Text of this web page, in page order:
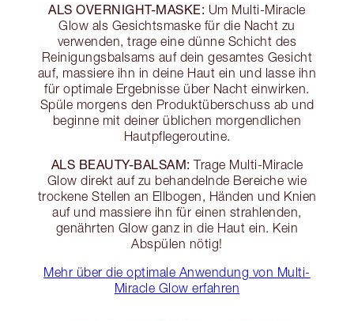
ALS OVERNIGHT-MASKE: Um Multi-Miracle
Glow als Gesichtsmaske für die Nacht zu
verwenden, trage eine dünne Schicht des
Reinigungsbalsams auf dein gesamtes Gesicht
auf, massiere ihn in deine Haut ein und lasse ihn
für optimale Ergebnisse über Nacht einwirken.
Spüle morgens den Produktüberschuss ab und
beginne mit deiner üblichen morgendlichen
Hautpflegeroutine.
ALS BEAUTY-BALSAM: Trage Multi-Miracle
Glow direkt auf zu behandelnde Bereiche wie
trockene Stellen an Ellbogen, Händen und Knien
auf und massiere ihn für einen strahlenden,
genährten Glow ganz in die Haut ein. Kein
Abspülen nötig!
Mehr über die optimale Anwendung von Multi-
Miracle Glow erfahren